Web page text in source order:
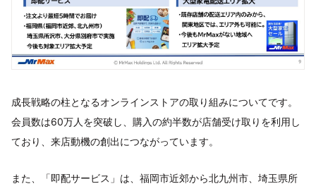
成長戦略の柱となるオンラインストアの取り組みについてです。
会員数は60万人を突破し、購入の約半数が店舗受け取りを利用し
ており、来店動機の創出につながっています。
また、「即配サービス」は、福岡市近郊から北九州市、埼玉県所